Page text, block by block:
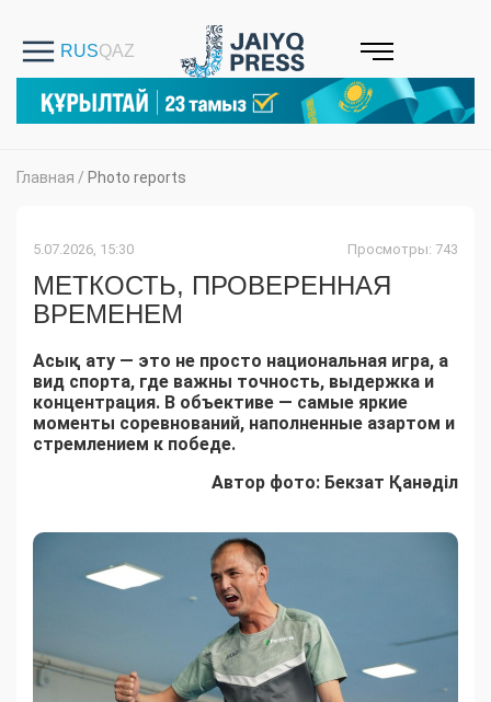
Главная / Photo reports
5.07.2026, 15:30 Просмотры: 743
МЕТКОСТЬ, ПРОВЕРЕННАЯ
ВРЕМЕНЕМ
Асық ату — это не просто национальная игра, а
вид спорта, где важны точность, выдержка и
концентрация. В объективе — самые яркие
моменты соревнований, наполненные азартом и
стремлением к победе.
Автор фото: Бекзат Қанәділ